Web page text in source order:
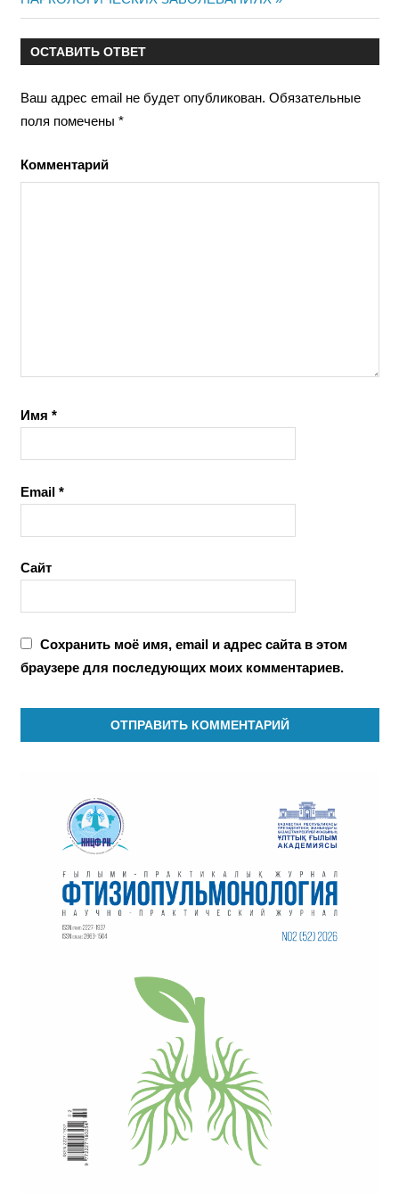
ОСТАВИТЬ ОТВЕТ
Ваш адрес email не будет опубликован. Обязательные
поля помечены *
Комментарий
Имя *
Email *
Сайт
Сохранить моё имя, email и адрес сайта в этом
браузере для последующих моих комментариев.